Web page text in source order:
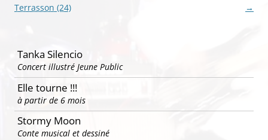
des
Terrasson (24)
→
Tanka Silencio
Concert illustré Jeune Public
Elle tourne !!!
à partir de 6 mois
Stormy Moon
Conte musical et dessiné